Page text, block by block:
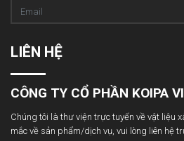
LIÊN HỆ
CÔNG TY CỔ PHẦN KOIPA
Chúng tôi là thư viện trực tuyến về vật liệu
mắc về sản phẩm/dịch vụ, vui lòng liên hệ